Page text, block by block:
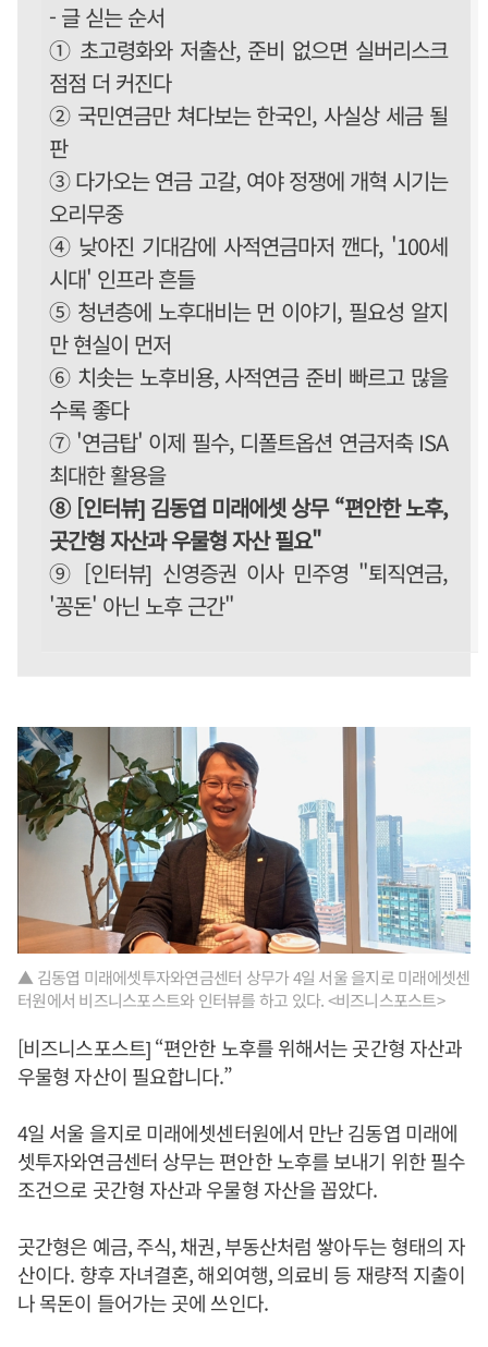
- 글 싣는 순서
① 초고령화와 저출산, 준비 없으면 실버리스크
점점 더 커진다
② 국민연금만 쳐다보는 한국인, 사실상 세금 될
판
③ 다가오는 연금 고갈, 여야 정쟁에 개혁 시기는
오리무중
④ 낮아진 기대감에 사적연금마저 깬다, '100세
시대' 인프라 흔들
⑤ 청년층에 노후대비는 먼 이야기, 필요성 알지
만 현실이 먼저
⑥ 치솟는 노후비용, 사적연금 준비 빠르고 많을
수록 좋다
⑦ '연금탑' 이제 필수, 디폴트옵션 연금저축 ISA
최대한 활용을
⑧ [인터뷰] 김동엽 미래에셋 상무 “편안한 노후,
곳간형 자산과 우물형 자산 필요"
⑨ [인터뷰] 신영증권 이사 민주영 "퇴직연금,
'꽁돈' 아닌 노후 근간"
▲ 김동엽 미래에셋투자와연금센터 상무가 4일 서울 을지로 미래에셋센
터원에서 비즈니스포스트와 인터뷰를 하고 있다. <비즈니스포스트>
[비즈니스포스트] “편안한 노후를 위해서는 곳간형 자산과
우물형 자산이 필요합니다.”
4일 서울 을지로 미래에셋센터원에서 만난 김동엽 미래에
셋투자와연금센터 상무는 편안한 노후를 보내기 위한 필수
조건으로 곳간형 자산과 우물형 자산을 꼽았다.
곳간형은 예금, 주식, 채권, 부동산처럼 쌓아두는 형태의 자
산이다. 향후 자녀결혼, 해외여행, 의료비 등 재량적 지출이
나 목돈이 들어가는 곳에 쓰인다.